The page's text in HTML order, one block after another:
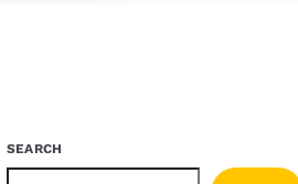
SEARCH